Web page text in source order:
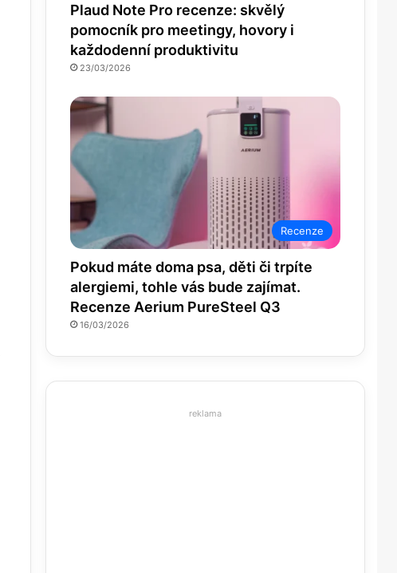
Plaud Note Pro recenze: skvělý
pomocník pro meetingy, hovory i
každodenní produktivitu
23/03/2026
Recenze
Pokud máte doma psa, děti či trpíte
alergiemi, tohle vás bude zajímat.
Recenze Aerium PureSteel Q3
16/03/2026
reklama